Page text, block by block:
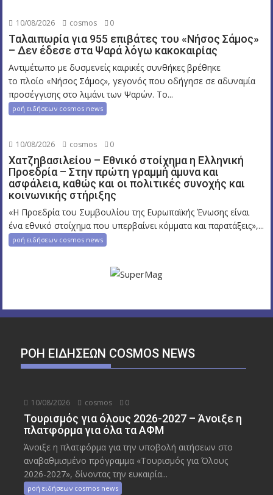
10/08/2026 cosmos 0
Ταλαιπωρία για 955 επιβάτες του «Νήσος Σάμος»
– Δεν έδεσε στα Ψαρά λόγω κακοκαιρίας
Αντιμέτωπο με δυσμενείς καιρικές συνθήκες βρέθηκε
το πλοίο «Νήσος Σάμος», γεγονός που οδήγησε σε αδυναμία
προσέγγισης στο λιμάνι των Ψαρών. Το...
ροή ειδήσεων cosmos news
10/08/2026 cosmos 0
Χατζηβασιλείου – Εθνικό στοίχημα η Ελληνική
Προεδρία – Στην πρώτη γραμμή άμυνα και
ασφάλεια, καθώς και οι πολιτικές συνοχής και
κοινωνικής στήριξης
«Η Προεδρία του Συμβουλίου της Ευρωπαϊκής Ένωσης είναι
ένα εθνικό στοίχημα που υπερβαίνει κόμματα και παρατάξεις»,...
ροή ειδήσεων cosmos news
ΡΟΉ ΕΙΔΉΣΕΩΝ COSMOS NEWS
10/08/2026 cosmos 0
Τουρισμός για όλους 2026-2027 – Άνοιξε η
πλατφόρμα για όλα τα ΑΦΜ
Άνοιξε η πλατφόρμα για την υποβολή αιτήσεων στο
αναβαθμισμένο πρόγραμμα «Τουρισμός για Όλους
2026-2027», δίνοντας την ευκαιρία...
ροή ειδήσεων cosmos news